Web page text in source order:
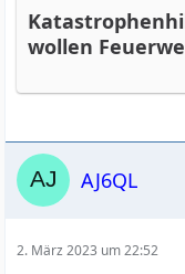
wollen
AJ6QL
2. März 2023 um 22:52